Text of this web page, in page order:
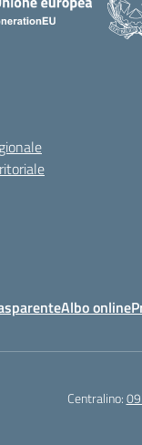
Albo online
Centralino: